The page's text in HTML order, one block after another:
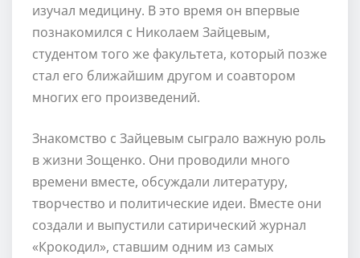
изучал медицину. В это время он впервые
познакомился с Николаем Зайцевым,
студентом того же факультета, который позже
стал его ближайшим другом и соавтором
многих его произведений.
Знакомство с Зайцевым сыграло важную роль
в жизни Зощенко. Они проводили много
времени вместе, обсуждали литературу,
творчество и политические идеи. Вместе они
создали и выпустили сатирический журнал
«Крокодил», ставшим одним из самых